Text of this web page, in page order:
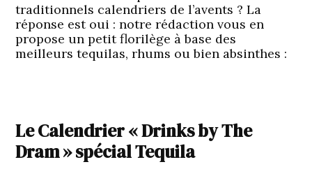
traditionnels calendriers de l’avents ? La
réponse est oui : notre rédaction vous en
propose un petit florilège à base des
meilleurs tequilas, rhums ou bien absinthes :
Le Calendrier « Drinks by The
Dram » spécial Tequila